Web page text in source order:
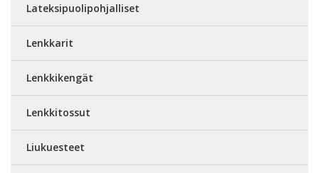
Lateksipuolipohjalliset
Lenkkarit
Lenkkikengät
Lenkkitossut
Liukuesteet